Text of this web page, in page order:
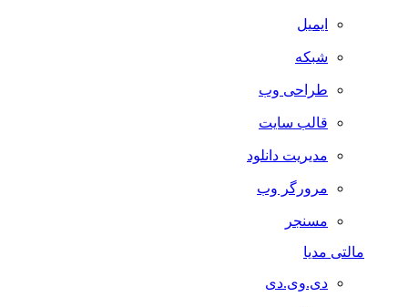
ایمیل
شبکه
طراحی وب
قالب سایت
مدیریت دانلود
مرورگر وب
مسنجر
مالتی مدیا
دی.وی.دی